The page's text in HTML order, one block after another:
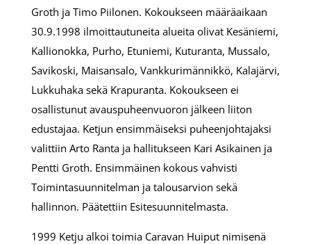
Groth ja Timo Piilonen. Kokoukseen määräaikaan
30.9.1998 ilmoittautuneita alueita olivat Kesäniemi,
Kallionokka, Purho, Etuniemi, Kuturanta, Mussalo,
Savikoski, Maisansalo, Vankkurimännikkö, Kalajärvi,
Lukkuhaka sekä Krapuranta. Kokoukseen ei
osallistunut avauspuheenvuoron jälkeen liiton
edustajaa. Ketjun ensimmäiseksi puheenjohtajaksi
valittiin Arto Ranta ja hallitukseen Kari Asikainen ja
Pentti Groth. Ensimmäinen kokous vahvisti
Toimintasuunnitelman ja talousarvion sekä
hallinnon. Päätettiin Esitesuunnitelmasta.
1999 Ketju alkoi toimia Caravan Huiput nimisenä